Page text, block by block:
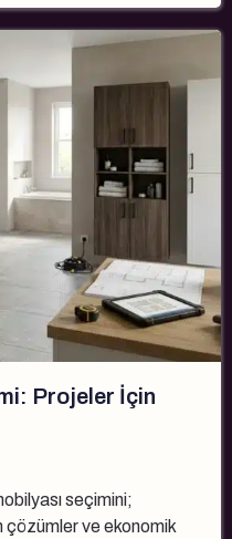
Projeler İçin
seçimini;
ve ekonomik